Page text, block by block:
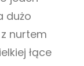
dużo
nurtem
łące